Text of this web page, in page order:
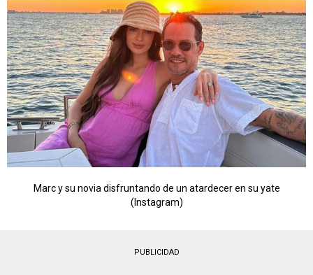
Marc y su novia disfruntando de un atardecer en su yate
(Instagram)
PUBLICIDAD